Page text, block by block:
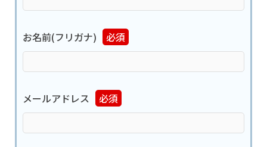
必須
お名前(フリガナ)
必須
メールアドレス